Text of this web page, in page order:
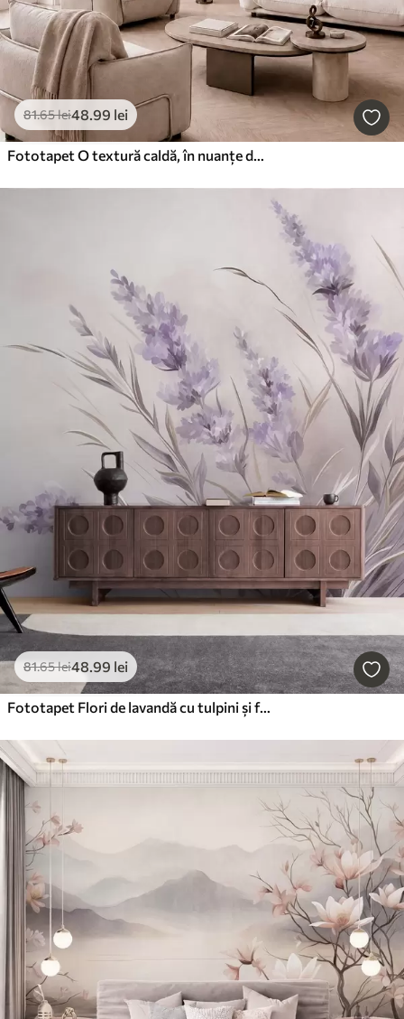
81.65lei48.99 lei
Fototapet O textură caldă, în nuanțe de bej-migdal, cu tranziții tonale naturale și delicate
81.65lei48.99 lei
Fototapet Flori de lavandă cu tulpini și frunze lungi, o operă de artă cu textură delicată în nuanțe pastelate